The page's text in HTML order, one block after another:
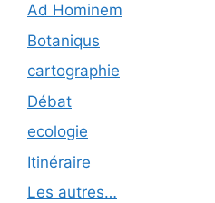
Ad Hominem
Botaniqus
cartographie
Débat
ecologie
Itinéraire
Les autres…